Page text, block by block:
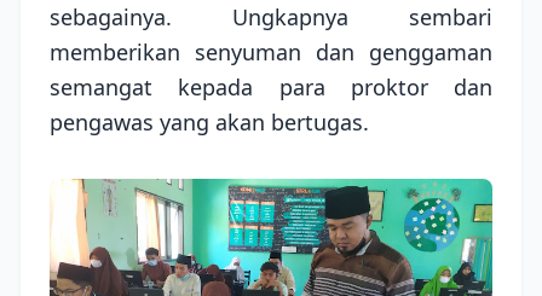
sebagainya. Ungkapnya sembari
memberikan senyuman dan genggaman
semangat kepada para proktor dan
pengawas yang akan bertugas.